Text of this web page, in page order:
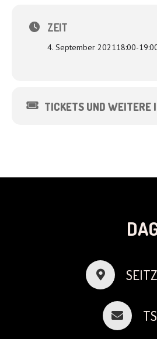
ZEIT
4. September 202118:00-
TICKETS UND WEITERE